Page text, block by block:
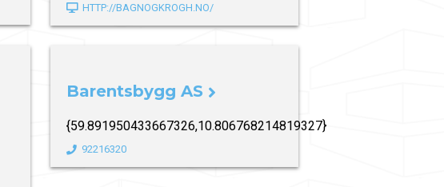
HTTP://BAGNOGKROGH.NO/
Barentsbygg AS
{59.891950433667326,10.806768214819327}
92216320